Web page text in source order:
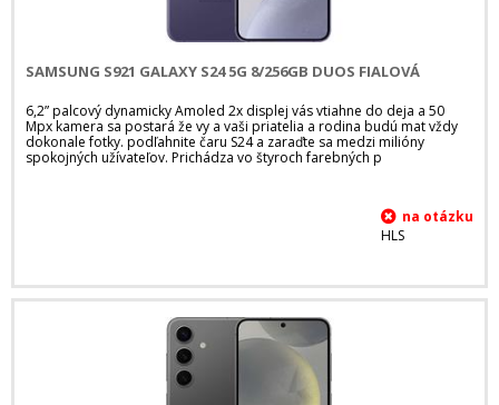
SAMSUNG S921 GALAXY S24 5G 8/256GB DUOS FIALOVÁ
6,2” palcový dynamicky Amoled 2x displej vás vtiahne do deja a 50
Mpx kamera sa postará že vy a vaši priatelia a rodina budú mat vždy
dokonale fotky. podľahnite čaru S24 a zaraďte sa medzi milióny
spokojných užívateľov. Prichádza vo štyroch farebných p
HLS